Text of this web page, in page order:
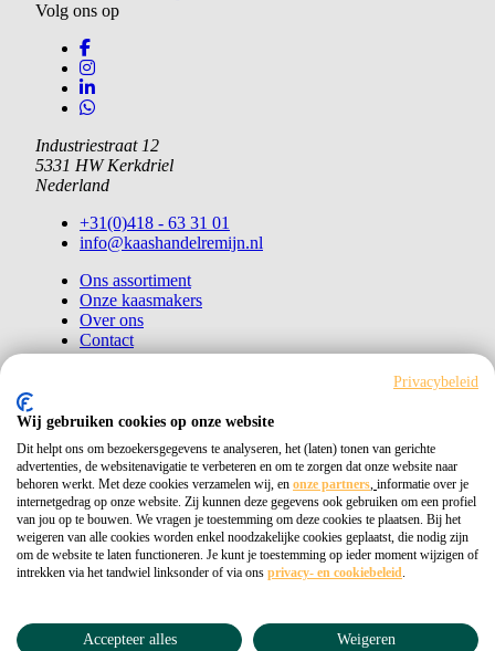
Privacybeleid
Wij gebruiken cookies op onze website
Dit helpt ons om bezoekersgegevens te analyseren, het (laten) tonen van gerichte
advertenties, de websitenavigatie te verbeteren en om te zorgen dat onze website naar
behoren werkt. Met deze cookies verzamelen wij, en onze partners, informatie over je
internetgedrag op onze website. Zij kunnen deze gegevens ook gebruiken om een profiel
van jou op te bouwen. We vragen je toestemming om deze cookies te plaatsen. Bij het
weigeren van alle cookies worden enkel noodzakelijke cookies geplaatst, die nodig zijn
om de website te laten functioneren. Je kunt je toestemming op ieder moment wijzigen of
intrekken via het tandwiel linksonder of via ons privacy- en cookiebeleid.
Accepteer alles Weigeren
Volg ons op
Industriestraat 12
5331 HW Kerkdriel
Nederland
+31(0)418 - 63 31 01
info@kaashandelremijn.nl
Ons assortiment
Onze kaasmakers
Over ons
Contact
Copyright © 2026 Kaashandel Remijn
Kvk 11026405
Privacybeleid